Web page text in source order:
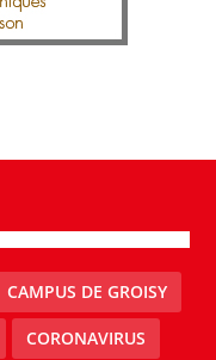
CAMPUS DE GROISY
CORONAVIRUS